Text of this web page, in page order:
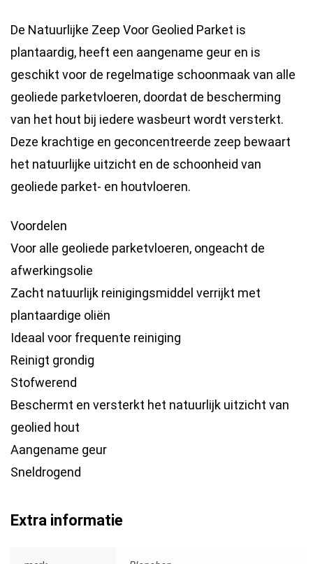
De Natuurlijke Zeep Voor Geolied Parket is
plantaardig, heeft een aangename geur en is
geschikt voor de regelmatige schoonmaak van alle
geoliede parketvloeren, doordat de bescherming
van het hout bij iedere wasbeurt wordt versterkt.
Deze krachtige en geconcentreerde zeep bewaart
het natuurlijke uitzicht en de schoonheid van
geoliede parket- en houtvloeren.
Voordelen
Voor alle geoliede parketvloeren, ongeacht de
afwerkingsolie
Zacht natuurlijk reinigingsmiddel verrijkt met
plantaardige oliën
Ideaal voor frequente reiniging
Reinigt grondig
Stofwerend
Beschermt en versterkt het natuurlijk uitzicht van
geolied hout
Aangename geur
Sneldrogend
Extra informatie